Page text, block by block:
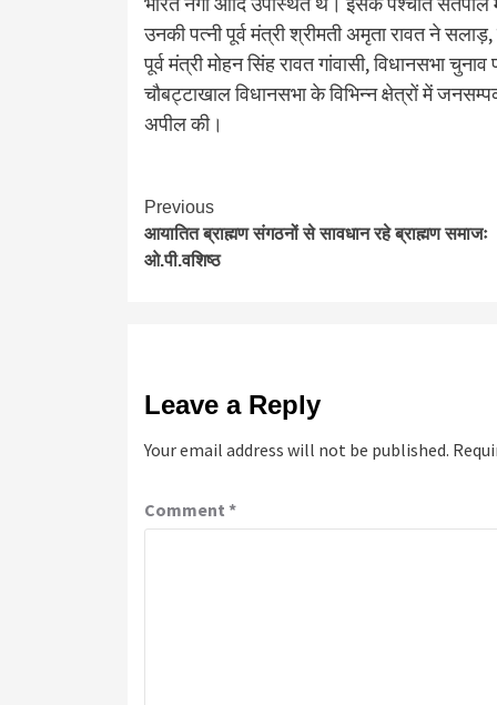
उनकी पत्नी पूर्व मंत्री श्रीमती अमृता रावत ने
पूर्व मंत्री मोहन सिंह रावत गांवासी, विधानसभा
चौबट्टाखाल विधानसभा के विभिन्न क्षेत्रों में
अपील की।
Continue
Reading
Previous
आयातित ब्राह्मण संगठनों से सावधान रहे ब्राह्मण समाजः
ओ.पी.वशिष्ठ
Leave a Reply
Your email address will not be published.
Comment *